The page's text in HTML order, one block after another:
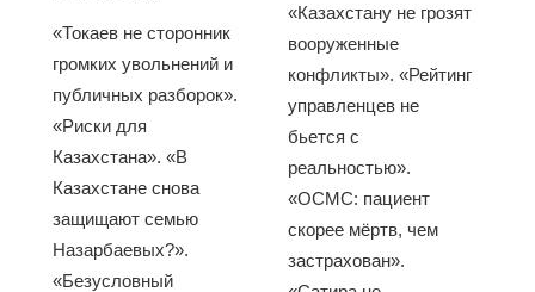
«Токаев не сторонник
громких увольнений и
публичных разборок».
«Риски для
Казахстана». «В
Казахстане снова
защищают семью
Назарбаевых?».
«Безусловный
«Казахстану не грозят
вооруженные
конфликты». «Рейтинг
управленцев не
бьется с
реальностью».
«ОСМС: пациент
скорее мёртв, чем
застрахован».